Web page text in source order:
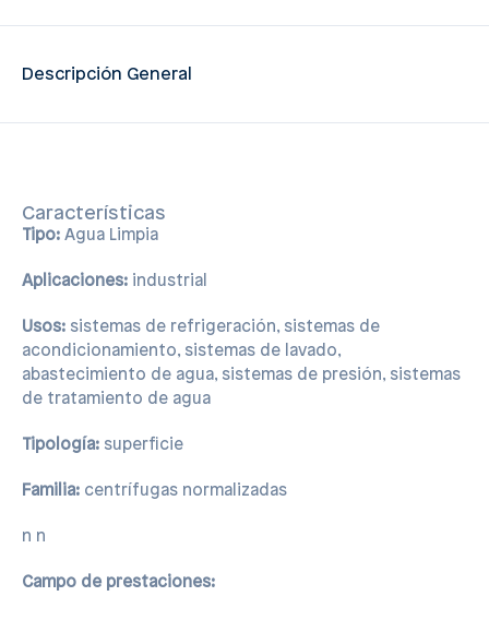
Descripción General
Características
Tipo: Agua Limpia
Aplicaciones: industrial
Usos: sistemas de refrigeración, sistemas de
acondicionamiento, sistemas de lavado,
abastecimiento de agua, sistemas de presión, sistemas
de tratamiento de agua
Tipología: superficie
Familia: centrífugas normalizadas
n n
Campo de prestaciones: